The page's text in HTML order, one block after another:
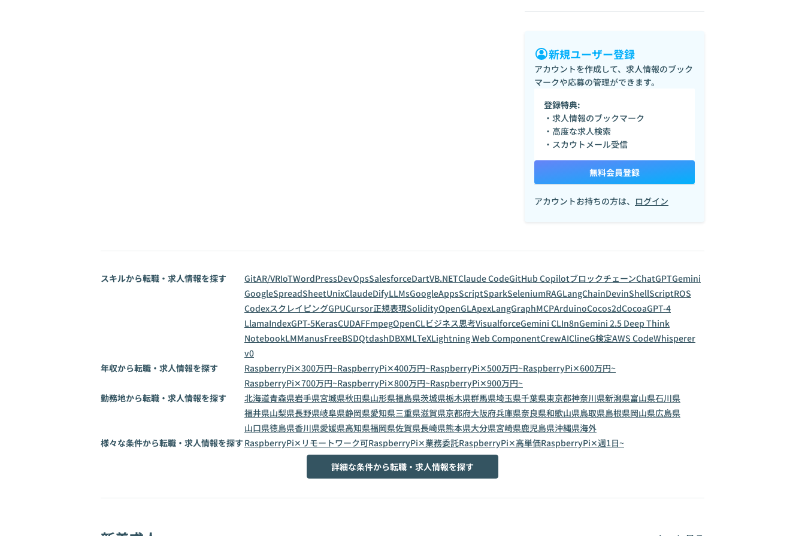
新規ユーザー登録
アカウントを作成して、求人情報のブック
マークや応募の管理ができます。
登録特典:
・求人情報のブックマーク
・高度な求人検索
・スカウトメール受信
無料会員登録
アカウントお持ちの方は、 ログイン
スキルから転職・求人情報を探す GitAR/VRIoTWordPressDevOpsSalesforceDartVB.NETClaude CodeGitHub CopilotブロックチェーンChatGPTGemini
GoogleSpreadSheetUnixClaudeDifyLLMsGoogleAppsScriptSparkSeleniumRAGLangChainDevinShellScriptROS
CodexスクレイピングGPUCursor正規表現SolidityOpenGLApexLangGraphMCPArduinoCocos2dCocoaGPT-4
LlamaIndexGPT-5KerasCUDAFFmpegOpenCLビジネス思考VisualforceGemini CLIn8nGemini 2.5 Deep Think
NotebookLMManusFreeBSDQtdashDBXMLTeXLightning Web ComponentCrewAIClineG検定AWS CodeWhisperer
v0
年収から転職・求人情報を探す
RaspberryPi✕300万円~RaspberryPi✕400万円~RaspberryPi✕500万円~RaspberryPi✕600万円~
RaspberryPi✕700万円~RaspberryPi✕800万円~RaspberryPi✕900万円~
勤務地から転職・求人情報を探す
北海道青森県岩手県宮城県秋田県山形県福島県茨城県栃木県群馬県埼玉県千葉県東京都神奈川県新潟県富山県石川県
福井県山梨県長野県岐阜県静岡県愛知県三重県滋賀県京都府大阪府兵庫県奈良県和歌山県鳥取県島根県岡山県広島県
山口県徳島県香川県愛媛県高知県福岡県佐賀県長崎県熊本県大分県宮崎県鹿児島県沖縄県海外
様々な条件から転職・求人情報を探す RaspberryPi✕リモートワーク可RaspberryPi✕業務委託RaspberryPi✕高単価RaspberryPi✕週1日~
詳細な条件から転職・求人情報を探す